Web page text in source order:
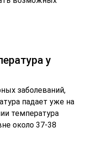
у
заболеваний,
падает уже на
температура
около 37-38